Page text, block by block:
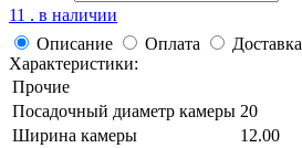
11 . в наличии
Описание
Оплата Доставка
Характеристики:
Прочие
Посадочный диаметр камеры 20
Ширина камеры
12.00